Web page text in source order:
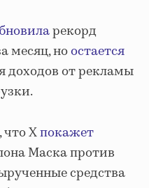
рекорд
месяц, ноостается
доходов от рекламы
что Xпокажет
Маска против
средства